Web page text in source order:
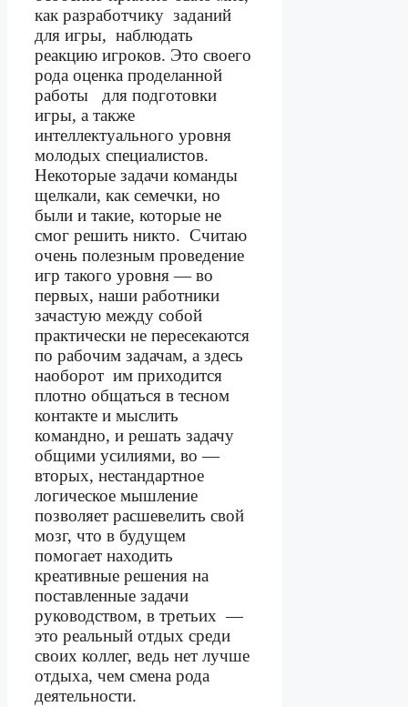
как разработчику заданий
для игры, наблюдать
реакцию игроков. Это своего
рода оценка проделанной
работы
для подготовки
игры, а также
интеллектуального уровня
молодых специалистов.
Некоторые задачи команды
щелкали, как семечки, но
были и такие, которые не
смог решить никто. Считаю
очень полезным проведение
игр такого уровня — во
первых, наши работники
зачастую между собой
практически не пересекаются
по рабочим задачам, а здесь
наоборот им приходится
плотно общаться в тесном
контакте и мыслить
командно, и решать задачу
общими усилиями, во —
вторых, нестандартное
логическое мышление
позволяет расшевелить свой
мозг, что в будущем
помогает находить
креативные решения на
поставленные задачи
руководством, в третьих —
это реальный отдых среди
своих коллег, ведь нет лучше
отдыха, чем смена рода
деятельности.